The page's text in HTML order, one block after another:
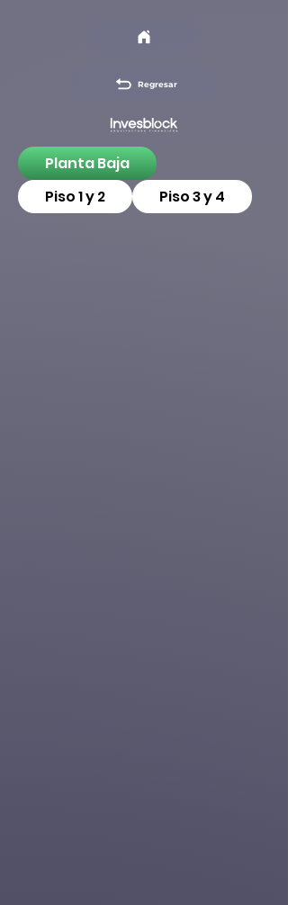
Regresar
Planta Baja
Piso 1 y 2
Piso 3 y 4